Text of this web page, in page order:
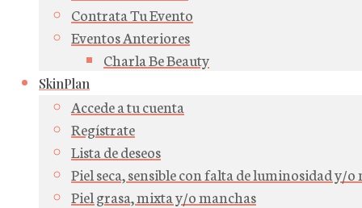
Contrata Tu Evento
Eventos Anteriores
Charla Be Beauty
SkinPlan
Accede a tu cuenta
Regístrate
Lista de deseos
Piel seca, sensible con falta de luminosidad y/o
Piel grasa, mixta y/o manchas